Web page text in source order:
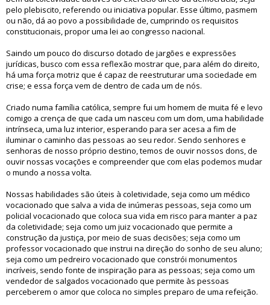
pelo plebiscito, referendo ou iniciativa popular. Esse último, pasmem
ou não, dá ao povo a possibilidade de, cumprindo os requisitos
constitucionais, propor uma lei ao congresso nacional.
Saindo um pouco do discurso dotado de jargões e expressões
jurídicas, busco com essa reflexão mostrar que, para além do direito,
há uma força motriz que é capaz de reestruturar uma sociedade em
crise; e essa força vem de dentro de cada um de nós.
Criado numa família católica, sempre fui um homem de muita fé e levo
comigo a crença de que cada um nasceu com um dom, uma habilidade
intrínseca, uma luz interior, esperando para ser acesa a fim de
iluminar o caminho das pessoas ao seu redor. Sendo senhores e
senhoras de nosso próprio destino, temos de ouvir nossos dons, de
ouvir nossas vocações e compreender que com elas podemos mudar
o mundo a nossa volta.
Nossas habilidades são úteis à coletividade, seja como um médico
vocacionado que salva a vida de inúmeras pessoas, seja como um
policial vocacionado que coloca sua vida em risco para manter a paz
da coletividade; seja como um juiz vocacionado que permite a
construção da justiça, por meio de suas decisões; seja como um
professor vocacionado que instrui na direção do sonho de seu aluno;
seja como um pedreiro vocacionado que constrói monumentos
incríveis, sendo fonte de inspiração para as pessoas; seja como um
vendedor de salgados vocacionado que permite às pessoas
perceberem o amor que coloca no simples preparo de uma refeição.